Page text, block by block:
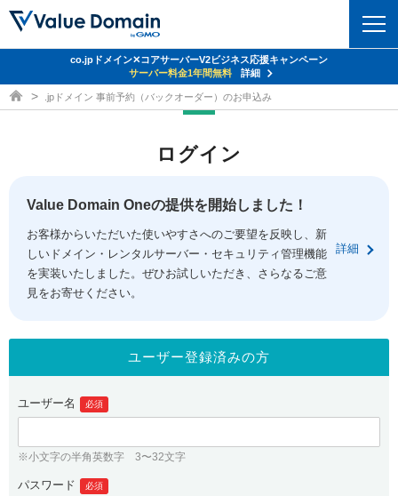
ドメイントップ
ドメイン移管
ドメイン価格一覧
ドメイン一括検索
.jpドメインオークション
gTLDオークション NEW!
.jpドメインバックオーダー
プレミアムドメイン
人気ドメインの種類
コアサーバー
バリューサーバー
XREA
セキュリティトップ
Value Domain ネットde診断
SSL証明書
サービストップ
お得意様割引
紹介制度
バリュードメインAPI
ドメイン・ホスティングOEM
facebook
ログイン
従来のバリュードメインをご利用希望の方
ユーザー登録
co.jpドメイン✕コアサーバーV2ビジネス応援キャンペーン
サーバー料金1年間無料
詳細
ドメイン取得ならバリュードメイン
.jpドメイン 事前予約（バックオーダー）のお申込み
ログイン
Value Domain Oneの提供を開始しました！
お客様からいただいた使いやすさへのご要望を反映し、新
しいドメイン・レンタルサーバー・セキュリティ管理機能
を実装いたしました。ぜひお試しいただき、さらなるご意
見をお寄せください。
詳細
ユーザー登録済みの方
ユーザー名 必須
※小文字の半角英数字 3〜32文字
パスワード 必須